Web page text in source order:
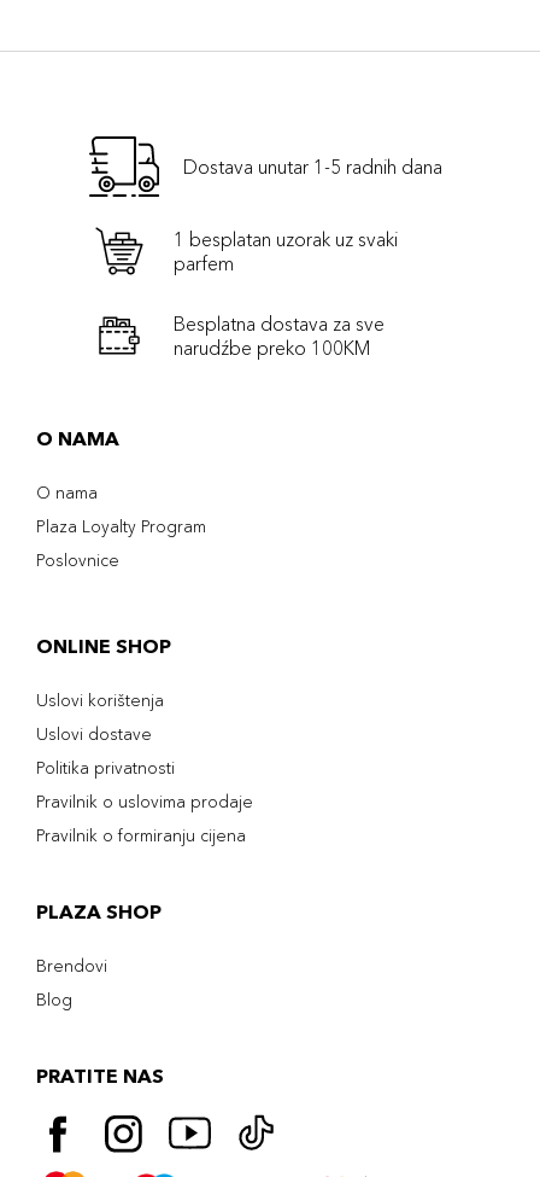
Dostava unutar 1-5 radnih dana
1 besplatan uzorak uz svaki
parfem
Besplatna dostava za sve
narudźbe preko 100KM
O NAMA
O nama
Plaza Loyalty Program
Poslovnice
ONLINE SHOP
Uslovi korištenja
Uslovi dostave
Politika privatnosti
Pravilnik o uslovima prodaje
Pravilnik o formiranju cijena
PLAZA SHOP
Brendovi
Blog
PRATITE NAS